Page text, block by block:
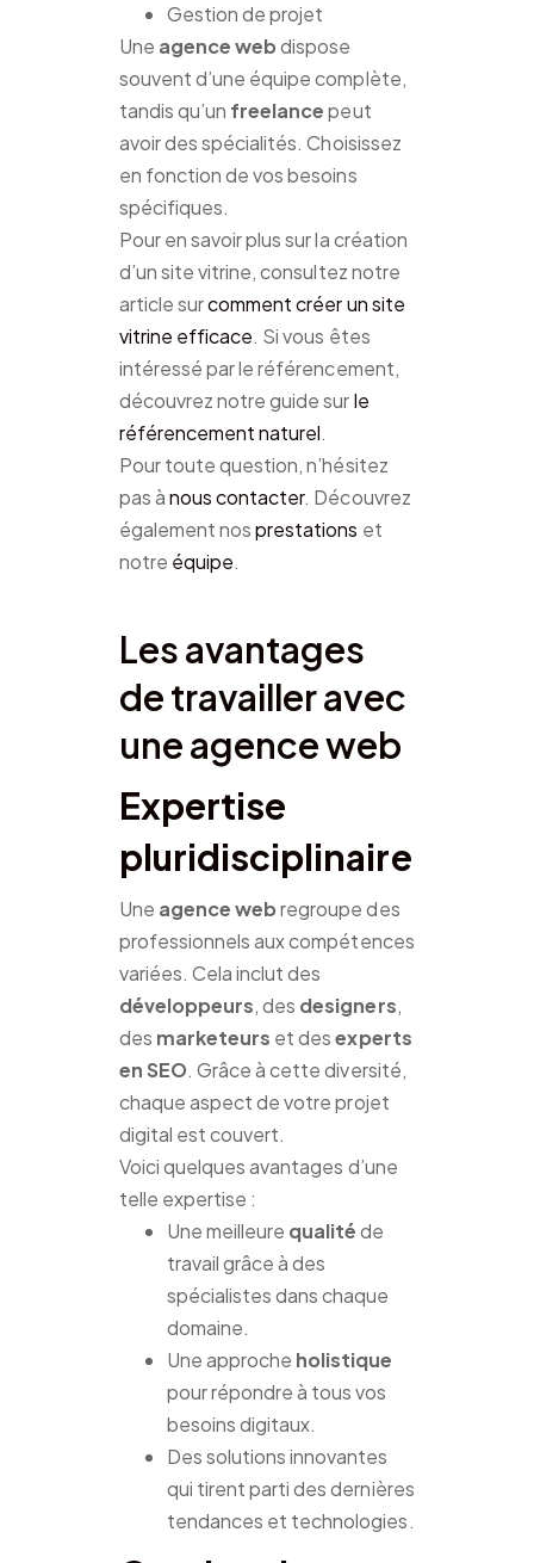
Gestion de projet
Une agence webdispose
souvent d’une équipe complète,
tandis qu’un freelancepeut
avoir des spécialités. Choisissez
en fonction de vos besoins
spécifiques.
Pour en savoir plus sur la création
d’un site vitrine, consultez notre
article surcomment créer un site
vitrine efficace. Si vous êtes
intéressé par le référencement,
découvrez notre guide surle
référencement naturel.
Pour toute question, n’hésitez
pas ànous contacter. Découvrez
également nosprestations et
notre équipe.
Les avantages
de travailler avec
une agence web
Expertise
pluridisciplinaire
Une agence webregroupe des
professionnels aux compétences
variées. Cela inclut des
développeurs, des designers,
des marketeurs et desexperts
en SEO. Grâce à cette diversité,
chaque aspect de votre projet
digital est couvert.
Voici quelques avantages d’une
telle expertise :
Une meilleure qualitéde
travail grâce à des
spécialistes dans chaque
domaine.
Une approche holistique
pour répondre à tous vos
besoins digitaux.
Des solutions innovantes
qui tirent parti des dernières
tendances et technologies.